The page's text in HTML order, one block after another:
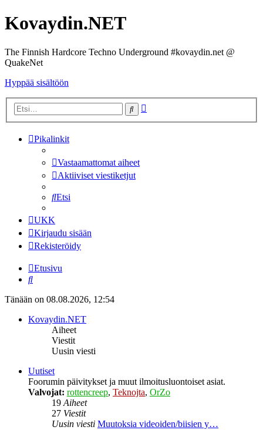
Kovaydin.NET
The Finnish Hardcore Techno Underground #kovaydin.net @
QuakeNet
Hyppää sisältöön
Etsi
Pikalinkit
Vastaamattomat aiheet
Aktiiviset viestiketjut
Etsi
UKK
Kirjaudu sisään
Rekisteröidy
Etusivu
Etsi
Tänään on 08.08.2026, 12:54
Kovaydin.NET
Aiheet
Viestit
Uusin viesti
Uutiset
Foorumin päivitykset ja muut ilmoitusluontoiset asiat.
Valvojat: rottencreep, Teknojta, OrZo
19Aiheet
27 Viestit
Uusin viesti Muutoksia videoiden/biisien y…